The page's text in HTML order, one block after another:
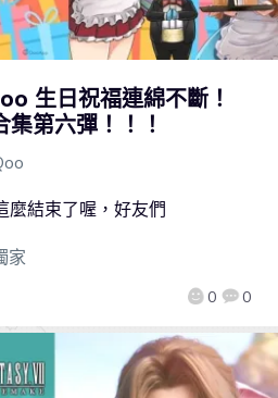
生日祝福連綿不斷！
第六彈！！！
0 0
麼結束了喔，好友們
家